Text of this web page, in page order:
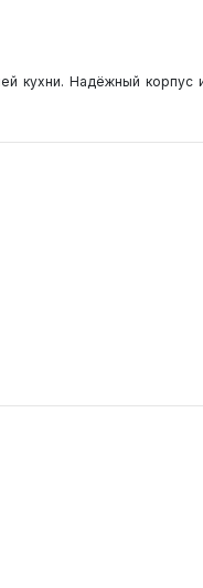
Надёжный корпус